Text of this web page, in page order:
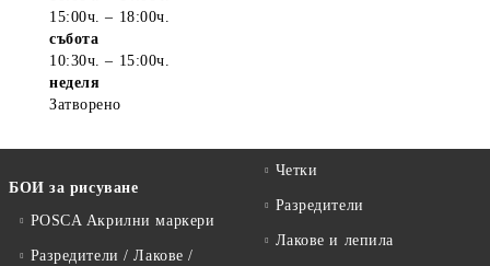
15:00ч. – 18:00ч.
събота
10:30ч. – 15:00ч.
неделя
Затворено
БОИ за рисуване
POSCA Акрилни маркери
Разредители / Лакове /
Четки
Разредители
Лакове и лепила